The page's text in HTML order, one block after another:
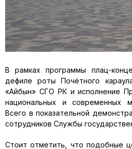
В рамках программы плац-
дефиле роты Почётного
«Айбын» СГО РК и исполнение
национальных и современных
Всего в показательной
сотрудников Службы
Стоит отметить, что подобные